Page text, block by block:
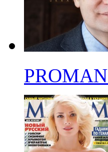
PROMAN